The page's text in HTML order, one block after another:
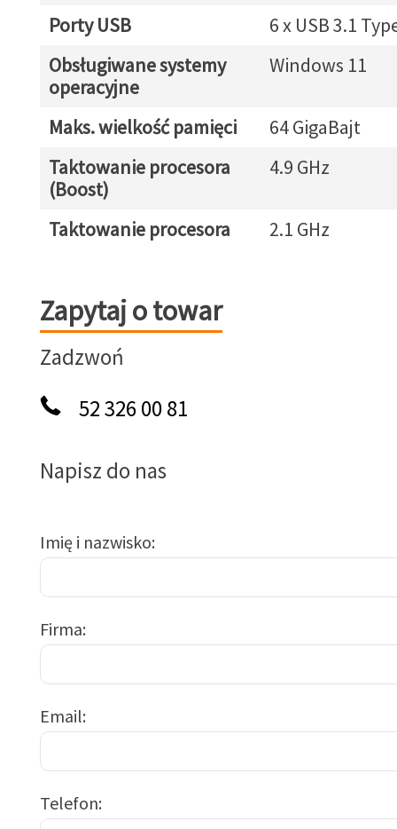
Porty USB
6 x USB 3.1
Obsługiwane systemy
operacyjne
Windows 11
Maks. wielkość pamięci
64 GigaBajt
Taktowanie procesora
(Boost)
4.9 GHz
Taktowanie procesora 2.1 GHz
Zapytaj o towar
Zapytaj o towar
Zadzwoń
52 326 00 81
Napisz do nas
Imię i nazwisko
Firma
Email
Telefon